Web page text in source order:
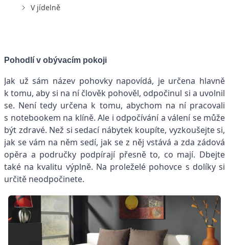
V jídelně
Pohodlí v obývacím pokoji
Jak už sám název pohovky napovídá, je určena hlavně
k tomu, aby si na ní člověk pohověl, odpočinul si a uvolnil
se. Není tedy určena k tomu, abychom na ní pracovali
s notebookem na klíně. Ale i odpočívání a válení se může
být zdravé. Než si sedací nábytek koupíte, vyzkoušejte si,
jak se vám na něm sedí, jak se z něj vstává a zda zádová
opěra a područky podpírají přesně to, co mají. Dbejte
také na kvalitu výplně. Na proleželé pohovce s dolíky si
určitě neodpočinete.